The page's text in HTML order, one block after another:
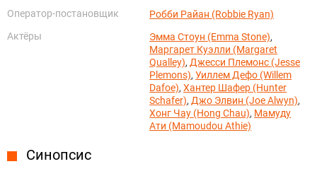
Оператор-постановщик
Робби Райан (Robbie Ryan)
Актёры
Эмма Стоун (Emma Stone),
Маргарет Куэлли (Margaret
Qualley), Джесси Племонс (Jesse
Plemons),Уиллем Дефо (Willem
Dafoe),Хантер Шафер (Hunter
Schafer), Джо Элвин (Joe Alwyn),
Хонг Чау (Hong Chau), Мамуду
Ати (Mamoudou Athie)
Синопсис